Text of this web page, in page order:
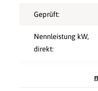
Geprüft:
Nennleistung kW,
direkt: